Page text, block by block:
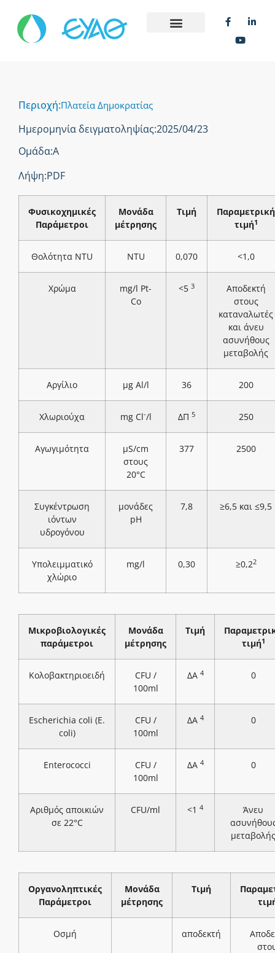
Περιοχή:Πλατεία Δημοκρατίας
Ημερομηνία δειγματοληψίας:2025/04/23
Ομάδα:Α
Λήψη:PDF
Φυσικοχημικές
Παράμετροι
Μονάδα
μέτρησης
Τιμή
Παραμετρική
τιμή1
Θολότητα NTU NTU 0,070 <1,0
Χρώμα
mg/l Pt-
Co
<5 3
Αποδεκτή
στους
καταναλωτές
και άνευ
ασυνήθους
μεταβολής
Αργίλιο μg Al/l 36 200
Χλωριούχα mg Cl-/l ΔΠ 5 250
Αγωγιμότητα
μS/cm
στους
20°C
377 2500
Συγκέντρωση
ιόντων
υδρογόνου
μονάδες
pH
7,8 ≥6,5 και ≤9,5
Υπολειμματικό
χλώριο
mg/l 0,30 ≥0,22
Μικροβιολογικές
παράμετροι
Μονάδα
μέτρησης
Τιμή
τιμή1
Κολοβακτηριοειδή
CFU /
100ml
ΔΑ 4 0
Escherichia coli (E.
coli)
CFU /
100ml
ΔΑ 4 0
Enterococci
CFU /
100ml
ΔΑ 4 0
Αριθμός αποικιών
σε 22°C
CFU/ml <1 4
Άνευ
μεταβολής
Οργανοληπτικές
Παράμετροι
Μονάδα
μέτρησης
Τιμή
Οσμή αποδεκτή